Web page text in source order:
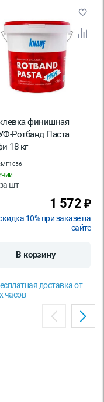
финишная
Ротбанд Паста
18 кг
MF1056
шт
1 572 ₽
10% при заказе на
сайте
В корзину
доставка от
часов